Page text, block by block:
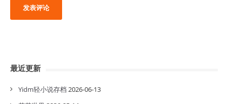
最近更新
Yidm轻小说存档 2026-06-13